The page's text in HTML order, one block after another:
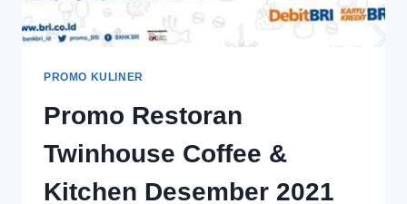
PROMO KULINER
Promo Restoran
Twinhouse Coffee &
Kitchen Desember 2021